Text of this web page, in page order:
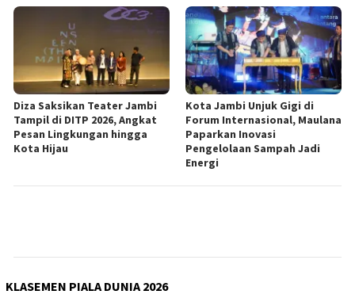
Diza Saksikan Teater Jambi
Tampil di DITP 2026, Angkat
Pesan Lingkungan hingga
Kota Hijau
Kota Jambi Unjuk Gigi di
Forum Internasional, Maulana
Paparkan Inovasi
Pengelolaan Sampah Jadi
Energi
KLASEMEN PIALA DUNIA 2026